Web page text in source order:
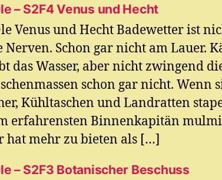
– S2F4 Venus und Hecht
Venus und Hecht Badewetter ist
Nerven. Schon gar nicht am Lauer.
das Wasser, aber nicht zwingend
schon gar nicht. Wenn
Kühltaschen und Landratten
erfahrensten Binnenkapitän
hat mehr zu bieten als […]
– S2F3 Botanischer Beschuss